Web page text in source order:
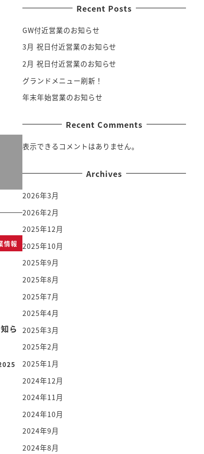
情報
ら
Recent Posts
GW付近営業のお知らせ
3月 祝日付近営業のお知らせ
2月 祝日付近営業のお知らせ
グランドメニュー刷新！
年末年始営業のお知らせ
Recent Comments
表示できるコメントはありません。
Archives
2026年3月
2026年2月
2025年12月
2025年10月
2025年9月
2025年8月
2025年7月
2025年4月
2025年3月
2025年2月
2025年1月
2024年12月
2024年11月
2024年10月
2024年9月
2024年8月